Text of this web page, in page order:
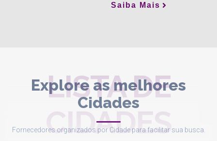
Saiba Mais
Explore as melhores
Cidades
LISTA DE
CIDADES
Fornecedores organizados por Cidade para facilitar sua busca.